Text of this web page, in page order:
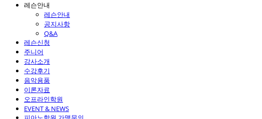
레슨안내
레슨안내
공지사항
Q&A
레슨신청
주니어
강사소개
수강후기
음악용품
이론자료
오프라인학원
EVENT & NEWS